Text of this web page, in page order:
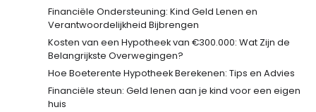
Financiële Ondersteuning: Kind Geld Lenen en
Verantwoordelijkheid Bijbrengen
Kosten van een Hypotheek van €300.000: Wat Zijn de
Belangrijkste Overwegingen?
Hoe Boeterente Hypotheek Berekenen: Tips en Advies
Financiële steun: Geld lenen aan je kind voor een eigen
huis